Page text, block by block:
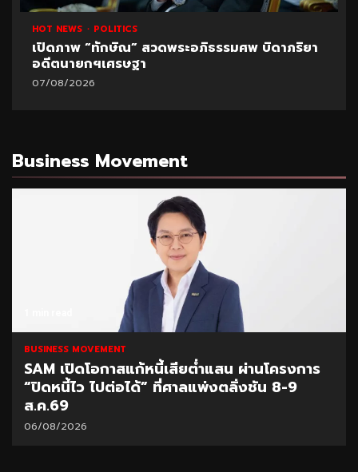
HOT NEWS POLITICS
เปิดภาพ “ทักษิณ” สวดพระอภิธรรมศพ บิดาภริยา
อดีตนายกฯเศรษฐา
07/08/2026
Business Movement
BUSINESS MOVEMENT
SAM เปิดโอกาสแก้หนี้เสียต่ำแสน ผ่านโครงการ
“ปิดหนี้ไว ไปต่อได้” ที่ศาลแพ่งตลิ่งชัน 8-9
ส.ค.69
06/08/2026